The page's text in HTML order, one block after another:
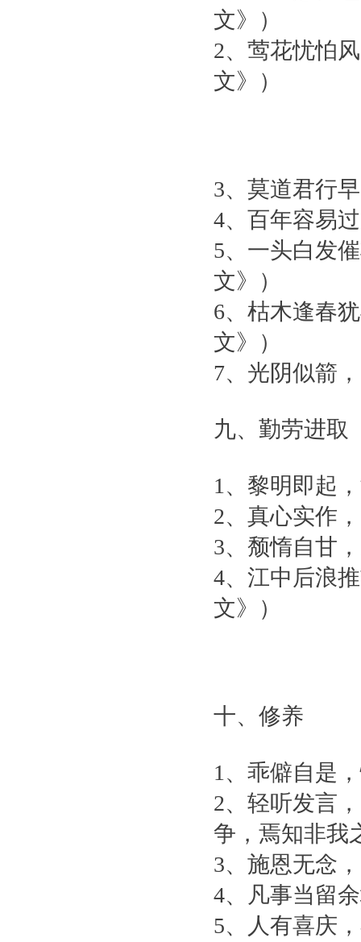
文》）
2、莺花忧怕
文》）
3、莫道君行
4、百年容易
5、一头白发
文》）
6、枯木逢春
文》）
7、光阴似箭
九、勤劳进取
1、黎明即起
2、真心实作
3、颓惰自甘
4、江中后浪
文》）
十、修养
1、乖僻自是
2、轻听发言
争，焉知非我
3、施恩无念
4、凡事当留
5、人有喜庆